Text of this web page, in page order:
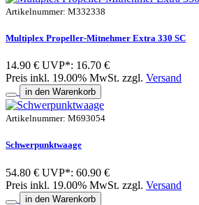
Artikelnummer: M332338
Multiplex Propeller-Mitnehmer Extra 330 SC
14.90 € UVP*: 16.70 €
Preis inkl. 19.00% MwSt. zzgl. Versand
in den Warenkorb
Artikelnummer: M693054
Schwerpunktwaage
54.80 € UVP*: 60.90 €
Preis inkl. 19.00% MwSt. zzgl. Versand
in den Warenkorb